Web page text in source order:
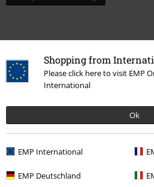
Shopping from
Please click here to visit EMP
International
Ok
EMP International
EMP Deutschland
Meer categorieën. Meer opties.
Kleding T-shirts en tops